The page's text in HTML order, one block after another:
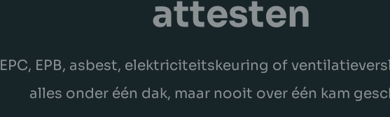
attesten
EPC, EPB, asbest, elektriciteitskeuring of
alles onder één dak, maar nooit over één kam